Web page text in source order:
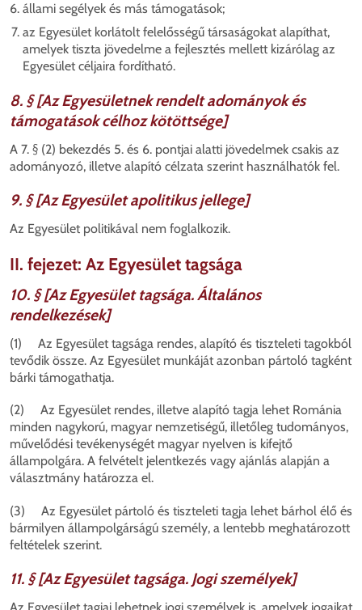
állami segélyek és más támogatások;
az Egyesület korlátolt felelősségű társaságokat alapíthat,
amelyek tiszta jövedelme a fejlesztés mellett kizárólag az
Egyesület céljaira fordítható.
8. § [Az Egyesületnek rendelt adományok és
támogatások célhoz kötöttsége]
A 7. § (2) bekezdés 5. és 6. pontjai alatti jövedelmek csakis az
adományozó, illetve alapító célzata szerint használhatók fel.
9. § [Az Egyesület apolitikus jellege]
Az Egyesület politikával nem foglalkozik.
II. fejezet: Az Egyesület tagsága
10. § [Az Egyesület tagsága. Általános
rendelkezések]
(1) Az Egyesület tagsága rendes, alapító és tiszteleti tagokból
tevődik össze. Az Egyesület munkáját azonban pártoló tagként
bárki támogathatja.
(2) Az Egyesület rendes, illetve alapító tagja lehet Románia
minden nagykorú, magyar nemzetiségű, illetőleg tudományos,
művelődési tevékenységét magyar nyelven is kifejtő
állampolgára. A felvételt jelentkezés vagy ajánlás alapján a
választmány határozza el.
(3) Az Egyesület pártoló és tiszteleti tagja lehet bárhol élő és
bármilyen állampolgárságú személy, a lentebb meghatározott
feltételek szerint.
11. § [Az Egyesület tagsága. Jogi személyek]